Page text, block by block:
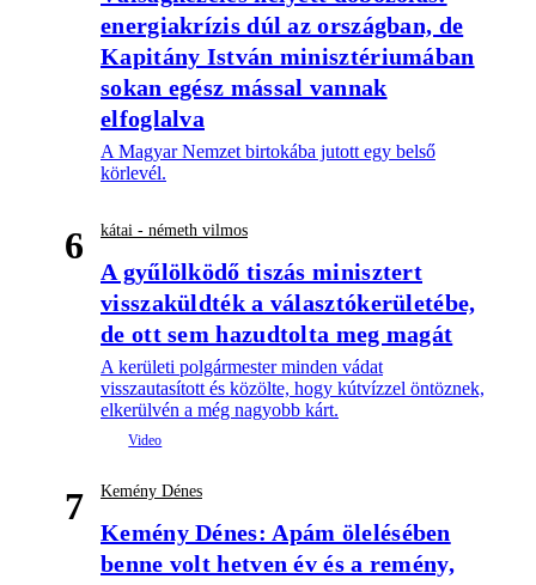
energiakrízis dúl az országban, de
Kapitány István minisztériumában
sokan egész mással vannak
elfoglalva
A Magyar Nemzet birtokába jutott egy belső
körlevél.
6 kátai - németh vilmos
A gyűlölködő tiszás minisztert
visszaküldték a választókerületébe,
de ott sem hazudtolta meg magát
A kerületi polgármester minden vádat
visszautasított és közölte, hogy kútvízzel öntöznek,
elkerülvén a még nagyobb kárt.
7 Kemény Dénes
Kemény Dénes: Apám ölelésében
benne volt hetven év és a remény,